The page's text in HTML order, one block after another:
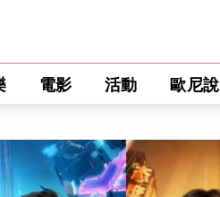
電影 活動 歐尼說